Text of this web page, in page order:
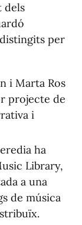
dels
per
i Marta Ros
projecte de
i
ha
Library,
a una
de música